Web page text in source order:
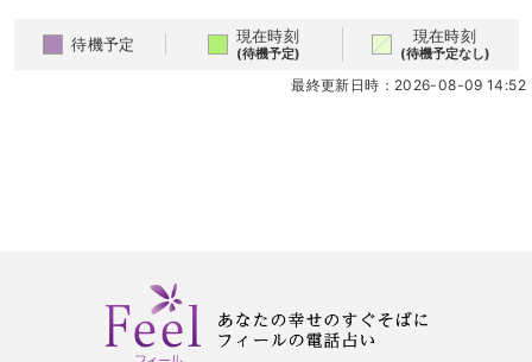
待機予定 現在時刻
(待機予定)
現在時刻
(待機予定なし)
最終更新日時：2026-08-09 14:52